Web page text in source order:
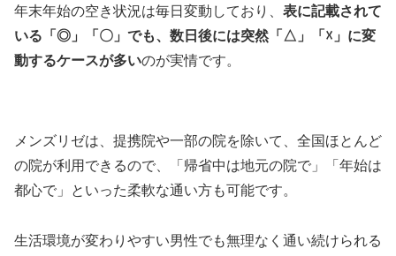
年末年始の空き状況は毎日変動しており、 表に記載されて
いる「◎」「〇」でも、数日後には突然「△」「☓」に変
動するケースが多いのが実情です。
メンズリゼは、提携院や一部の院を除いて、全国ほとんど
の院が利用できるので、「帰省中は地元の院で」「年始は
都心で」といった柔軟な通い方も可能です。
生活環境が変わりやすい男性でも無理なく通い続けられる